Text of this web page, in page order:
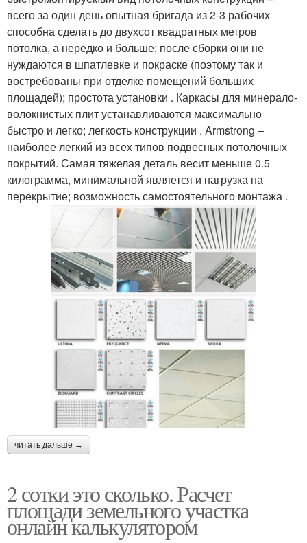
всего за один день опытная бригада из 2-3 рабочих
способна сделать до двухсот квадратных метров
потолка, а нередко и больше; после сборки они не
нуждаются в шпатлевке и покраске (поэтому так и
востребованы при отделке помещений больших
площадей); простота установки . Каркасы для минерало-
волокнистых плит устанавливаются максимально
быстро и легко; легкость конструкции . Armstrong –
наиболее легкий из всех типов подвесных потолочных
покрытий. Самая тяжелая деталь весит меньше 0.5
килограмма, минимальной является и нагрузка на
перекрытие; возможность самостоятельного монтажа .
читать дальше →
2 сотки это сколько. Расчет
площади земельного участка
онлайн калькулятором